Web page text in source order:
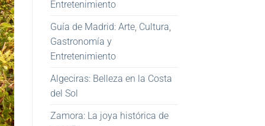
Entretenimiento
Guía de Madrid: Arte, Cultura,
Gastronomía y
Entretenimiento
Algeciras: Belleza en la Costa
del Sol
Zamora: La joya histórica de